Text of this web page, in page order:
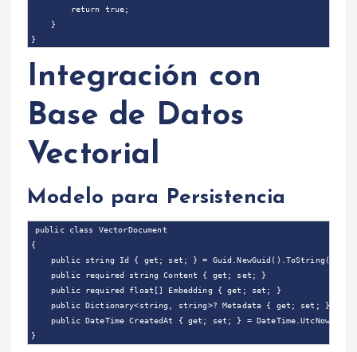
        return true;
    }
Integración con
Base de Datos
Vectorial
Modelo para Persistencia
public class VectorDocument
{
    public string Id { get; set; } = Guid.NewGuid().ToString();
    public required string Content { get; set; }
    public required float[] Embedding { get; set; }
    public Dictionary<string, string>? Metadata { get; set; }
    public DateTime CreatedAt { get; set; } = DateTime.UtcNow;